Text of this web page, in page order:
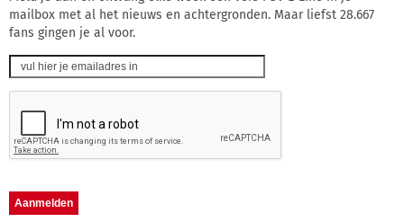
mailbox met al het nieuws en achtergronden. Maar liefst 28.667
fans gingen je al voor.